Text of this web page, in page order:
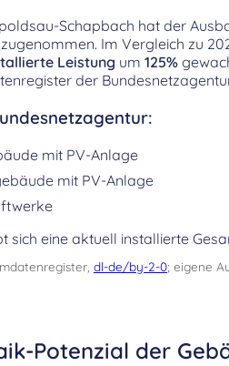
Schapbach hat der
Im Vergleich zu
Leistung um 125%
der
mit PV-Anlage
mit PV-Anlage
sich eine aktuell installierte
dl-de/by-2-0; eigene
Potenzial der